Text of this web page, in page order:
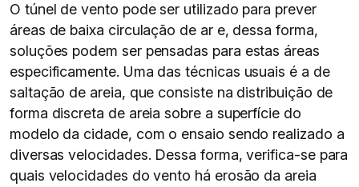
O túnel de vento pode ser utilizado para prever
áreas de baixa circulação de ar e, dessa forma,
soluções podem ser pensadas para estas áreas
especificamente. Uma das técnicas usuais é a de
saltação de areia, que consiste na distribuição de
forma discreta de areia sobre a superfície do
modelo da cidade, com o ensaio sendo realizado a
diversas velocidades. Dessa forma, verifica-se para
quais velocidades do vento há erosão da areia